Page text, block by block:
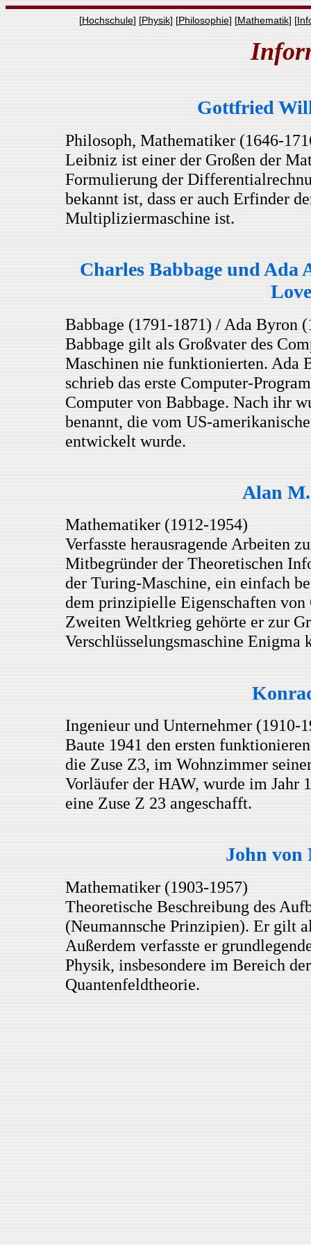
[Hochschule] [Physik] [Philosophie] [Mathematik] [
Gottfried
Philosoph, Mathematiker (1646-
Leibniz ist einer der Großen der
Formulierung der
bekannt ist, dass er auch Erfinder
Multipliziermaschine ist.
Charles Babbage und Ada
Babbage (1791-1871) / Ada Byron
Babbage gilt als Großvater des
Maschinen nie funktionierten. Ada
schrieb das erste Computer-
Computer von Babbage. Nach ihr
benannt, die vom US-
entwickelt wurde.
Alan
Mathematiker (1912-1954)
Verfasste herausragende Arbeiten
Mitbegründer der Theoretischen
der Turing-Maschine, ein einfach
dem prinzipielle Eigenschaften
Zweiten Weltkrieg gehörte er zur
Verschlüsselungsmaschine Enigma
Ingenieur und Unternehmer (1910-
Baute 1941 den ersten
die Zuse Z3, im Wohnzimmer
Vorläufer der HAW, wurde im Jahr
eine Zuse Z 23 angeschafft.
John von
Mathematiker (1903-1957)
Theoretische Beschreibung des
(Neumannsche Prinzipien). Er gilt
Außerdem verfasste er
Physik, insbesondere im Bereich
Quantenfeldtheorie.